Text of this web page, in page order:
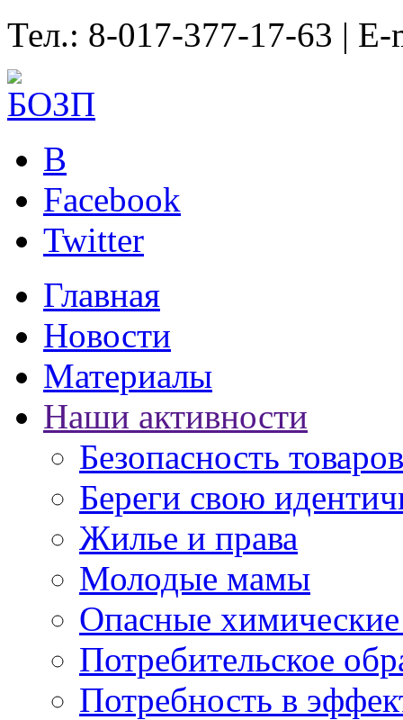
Тел.: 8-017-377-17-63 |
B
Facebook
Twitter
Главная
Новости
Материалы
Наши активности
Безопасность товаров
Береги свою
Жилье и права
Молодые мамы
Опасные
Потребительское
Потребность в